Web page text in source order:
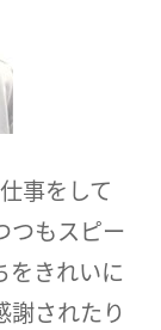
事をして
つもスピー
をきれいに
謝されたり